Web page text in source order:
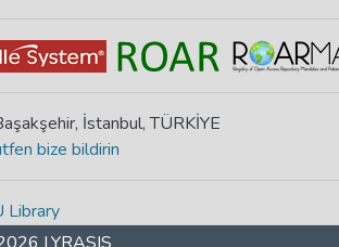
İstanbul, TÜRKİYE
bize bildirin
Library